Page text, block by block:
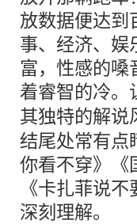
放数据便达到
事、经济、娱
富，性感的嗓
着睿智的冷。
其独特的解说
结尾处常有点
你看不穿》《
《卡扎菲说
深刻理解。